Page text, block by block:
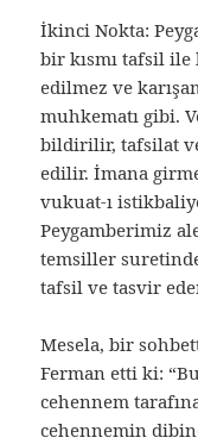
İkinci Nokta:
bir kısmı tafsil
edilmez ve
muhkematı gibi.
bildirilir, tafsilat
edilir. İmana
vukuat-ı
Peygamberimiz
temsiller
tafsil ve tasvir
Mesela, bir
Ferman etti ki:
cehennem
cehennemin